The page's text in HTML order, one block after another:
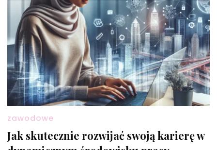
zawodowe
Jak skutecznie rozwijać swoją karierę w